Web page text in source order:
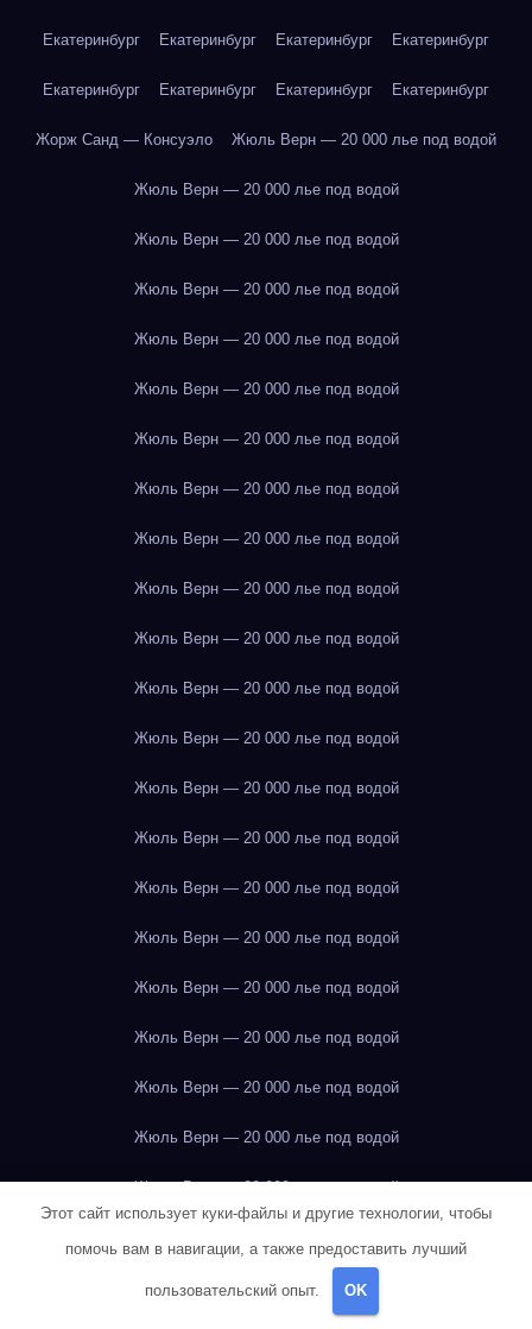
Екатеринбург Екатеринбург Екатеринбург Екатеринбург
Екатеринбург Екатеринбург Екатеринбург Екатеринбург
Жорж Санд — Консуэло Жюль Верн — 20 000 лье под водой
Жюль Верн — 20 000 лье под водой
Жюль Верн — 20 000 лье под водой
Жюль Верн — 20 000 лье под водой
Жюль Верн — 20 000 лье под водой
Жюль Верн — 20 000 лье под водой
Жюль Верн — 20 000 лье под водой
Жюль Верн — 20 000 лье под водой
Жюль Верн — 20 000 лье под водой
Жюль Верн — 20 000 лье под водой
Жюль Верн — 20 000 лье под водой
Жюль Верн — 20 000 лье под водой
Жюль Верн — 20 000 лье под водой
Жюль Верн — 20 000 лье под водой
Жюль Верн — 20 000 лье под водой
Жюль Верн — 20 000 лье под водой
Жюль Верн — 20 000 лье под водой
Жюль Верн — 20 000 лье под водой
Жюль Верн — 20 000 лье под водой
Жюль Верн — 20 000 лье под водой
Жюль Верн — 20 000 лье под водой
Жюль Верн — 20 000 лье под водой
Жюль Верн — 20 000 лье под водой
Этот сайт использует куки-файлы и другие технологии, чтобы
помочь вам в навигации, а также предоставить лучший
пользовательский опыт. OK